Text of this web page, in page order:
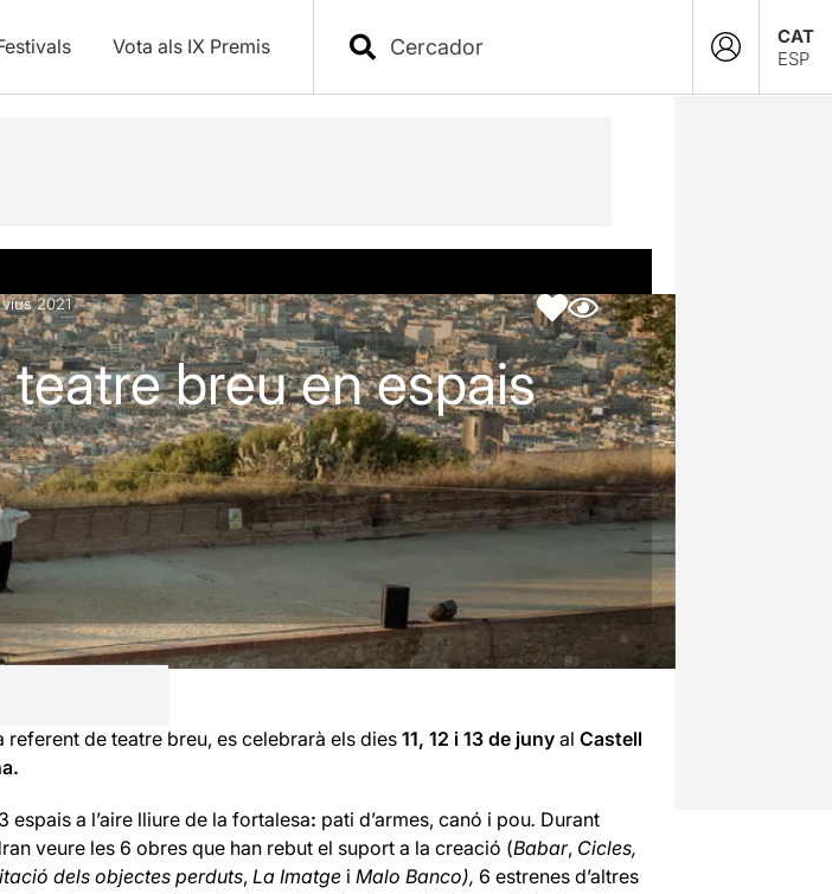
Vota als IX Premis
CAT
ESP
2021
breu en espais
referent de teatre breu, es celebrarà els dies11, 12 i 13 de juny al Castell
espais a l’aire lliure de la fortalesa: pati d’armes, canó i pou. Durant
veure les6 obres que han rebut el suport a la creació (Babar, Cicles,
dels objectes perduts, La Imatge i Malo Banco), 6 estrenes d’altres